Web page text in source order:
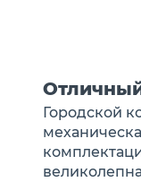
Городской